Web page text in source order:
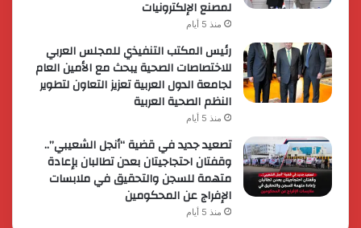
لمصنع الإلكترونيات
منذ 5 أيام
رئيس المكتب التنفيذي للمجلس العربي
للاختصاصات الصحية يبحث مع الأمين العام
لجامعة الدول العربية تعزيز التعاون لتطوير
النظم الصحية العربية
منذ 5 أيام
تصعيد جديد في قضية “أنجل الشعيبي”..
وقفتان احتجاجيتان بعدن تطالبان بإعادة
متهمة للسجن والتحقيق في ملابسات
الإفراج عن المحكومين
منذ 5 أيام